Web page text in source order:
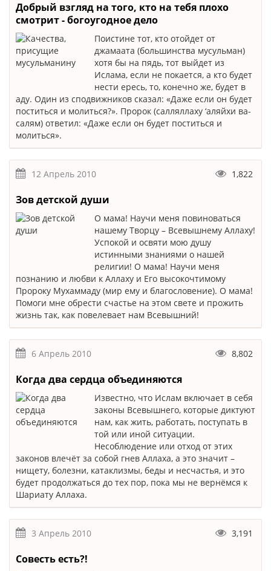
Добрый взгляд на того, кто на тебя плохо
смотрит - богоугодное дело
Поистине тот, кто отойдет от
джамаата (большинства мусульман)
хотя бы на пядь, тот выйдет из
Ислама, если не покается, а кто будет
нести ересь, то, конечно же, будет в
аду. Один из сподвижников сказал: «Даже если он будет
поститься и молиться?». Пророк (салляллаху ‘аляйхи ва-
салям) ответил: «Даже если он будет поститься и
молиться».
12 Апрель 2010 1,822
Зов детской души
О мама! Научи меня повиноваться
нашему Творцу – Всевышнему Аллаху!
Успокой и освяти мою душу
истинными знаниями о нашей
религии! О мама! Научи меня
познанию и любви к Аллаху и Его высокочтимому
Пророку Мухаммаду (мир ему и благословение). О мама!
Помоги мне обрести счастье на этом свете и прожить
жизнь так, как повелевает нам Всевышний!
6 Апрель 2010 8,802
Когда два сердца объединяются
Известно, что Ислам включает в себя
законы Всевышнего, которые диктуют
нам, как жить, работать, поступать в
той или иной ситуации.
Несоблюдение или отход от этих
законов влечёт за собой гнев Аллаха, а это значит –
нищету, болезни, катаклизмы, беды и несчастья, и это
будет продолжаться до тех пор, пока мы не вернёмся к
Шариату Аллаха.
3 Апрель 2010 3,191
Совесть есть?!